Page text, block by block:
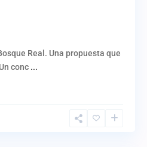
Real. Una propuesta que
conc ...